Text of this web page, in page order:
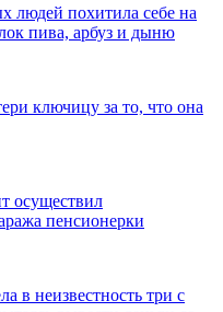
людей похитила себе на
пива, арбуз и дыню
ключицу за то, что она
осуществил
пенсионерки
в неизвестность три с